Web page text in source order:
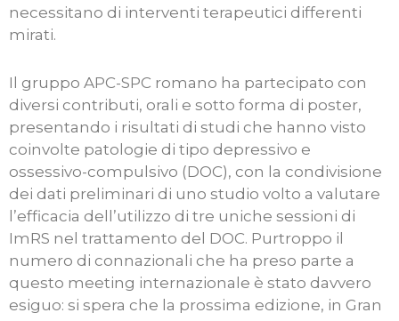
necessitano di interventi terapeutici differenti
mirati.
Il gruppo APC-SPC romano ha partecipato con
diversi contributi, orali e sotto forma di poster,
presentando i risultati di studi che hanno visto
coinvolte patologie di tipo depressivo e
ossessivo-compulsivo (DOC), con la condivisione
dei dati preliminari di uno studio volto a valutare
l’efficacia dell’utilizzo di tre uniche sessioni di
ImRS nel trattamento del DOC. Purtroppo il
numero di connazionali che ha preso parte a
questo meeting internazionale è stato davvero
esiguo: si spera che la prossima edizione, in Gran